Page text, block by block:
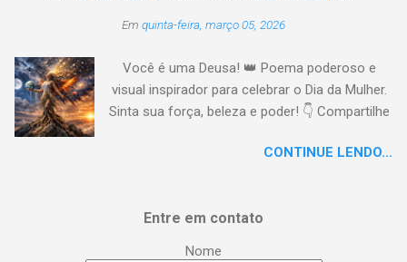
Em quinta-feira, março 05, 2026
Você é uma Deusa! 👑 Poema poderoso e
visual inspirador para celebrar o Dia da Mulher.
Sinta sua força, beleza e poder! 👇 Compartilhe
arrepios! 👇 Este poema/música é uma
capturar a essência da mulher em todas as
suas facetas: da força de uma guerreira à
CONTINUE LENDO...
Entre em contato
Nome